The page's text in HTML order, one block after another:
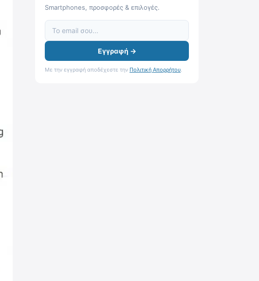
Smartphones, προσφορές & επιλογές.
Εγγραφή →
Με την εγγραφή αποδέχεστε την Πολιτική Απορρήτου.